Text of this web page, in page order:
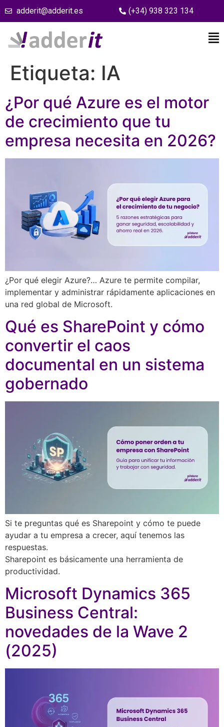
adderit@adderit.es (+34) 938 323 134
Etiqueta: IA
¿Por qué Azure es el motor
de crecimiento que tu
empresa necesita en 2026?
¿Por qué elegir Azure?… Azure te permite compilar,
implementar y administrar rápidamente aplicaciones en
una red global de Microsoft.
Qué es SharePoint y cómo
convertir el caos
documental en un sistema
gobernado
Si te preguntas qué es Sharepoint y cómo te puede
ayudar a tu empresa a crecer, aquí tenemos las
respuestas.
Sharepoint es básicamente una herramienta de
productividad.
Microsoft Dynamics 365
Business Central:
novedades de la Wave 2
(2025)